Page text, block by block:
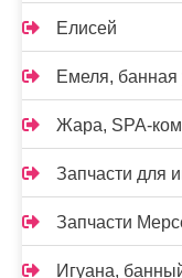
Елисей
Емеля, банная
Жара, SPA-
Запчасти для
Запчасти
Игуана,